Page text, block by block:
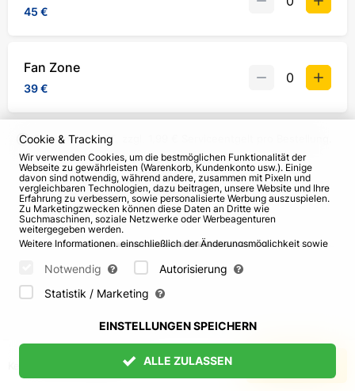
45 €
Fan Zone
39 €
Keine Tickets ausgewählt
Preis inkl. MwST, zzgl.
Information zum Veranstalter
Cookie & Tracking
Wir verwenden Cookies, um die bestmöglichen Funktionalität der
Webseite zu gewährleisten (Warenkorb, Kundenkonto usw.). Einige
davon sind notwendig, während andere, zusammen mit Pixeln und
vergleichbaren Technologien, dazu beitragen, unsere Website und Ihre
Erfahrung zu verbessern, sowie personalisierte Werbung auszuspielen.
Zu Marketingzwecken können diese Daten an Dritte wie
Suchmaschinen, soziale Netzwerke oder Werbeagenturen
weitergegeben werden.
Weitere Informationen, einschließlich der Änderungsmöglichkeit sowie
Bitte wählen Sie unten aus, welche Cookies gesetzt werden können
und bestätigen Sie durch Klicken auf "Einstellungen speichern" oder
akzeptieren Sie alle Cookies durch Klicken auf "Alle zulassen":
Notwendig
Autorisierung
Statistik / Marketing
EINSTELLUNGEN SPEICHERN
ALLE ZULASSEN